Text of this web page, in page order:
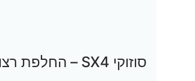
סוזוקי SX4 – החלפת רצועות אביזרים (אלטרנטור ומזגן)